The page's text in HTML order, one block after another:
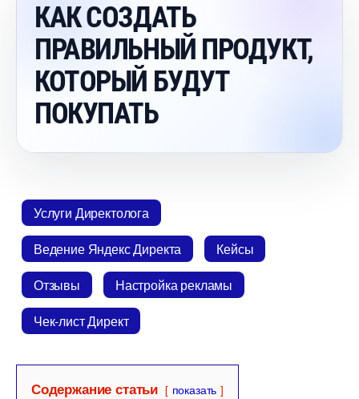
КАК СОЗДАТЬ
ПРАВИЛЬНЫЙ ПРОДУКТ,
КОТОРЫЙ БУДУТ
ПОКУПАТЬ
Услуги Директолога
едение Яндекс Директа
Кейсы
Отзывы
Настройка рекламы
Чек-лист Директ
Содержание статьи показать